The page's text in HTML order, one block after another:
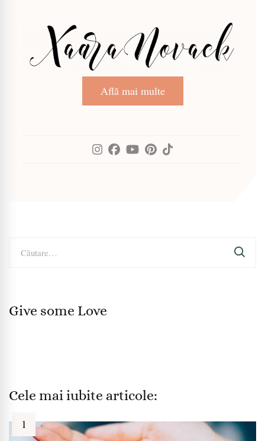
Află mai multe
după:
Give some Love
Cele mai iubite articole: